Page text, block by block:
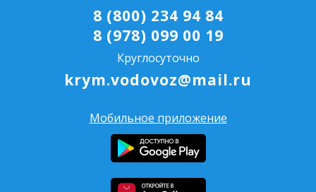
8 (800) 234 94 84
8 (978) 099 00 19
Круглосуточно
krym.vodovoz@mail.ru
Мобильное приложение